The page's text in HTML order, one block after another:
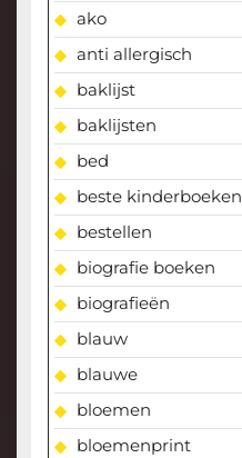
ako
anti allergisch
baklijst
baklijsten
bed
beste kinderboeken
bestellen
biografie boeken
biografieën
blauw
blauwe
bloemen
bloemenprint